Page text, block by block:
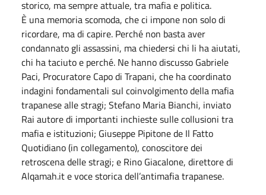
storico, ma sempre attuale, tra mafia e politica.
È una memoria scomoda, che ci impone non solo di
ricordare, ma di capire. Perché non basta aver
condannato gli assassini, ma chiedersi chi li ha aiutati,
chi ha taciuto e perché. Ne hanno discusso Gabriele
Paci, Procuratore Capo di Trapani, che ha coordinato
indagini fondamentali sul coinvolgimento della mafia
trapanese alle stragi; Stefano Maria Bianchi, inviato
Rai autore di importanti inchieste sulle collusioni tra
mafia e istituzioni; Giuseppe Pipitone de Il Fatto
Quotidiano (in collegamento), conoscitore dei
retroscena delle stragi; e Rino Giacalone, direttore di
Alqamah.it e voce storica dell’antimafia trapanese.